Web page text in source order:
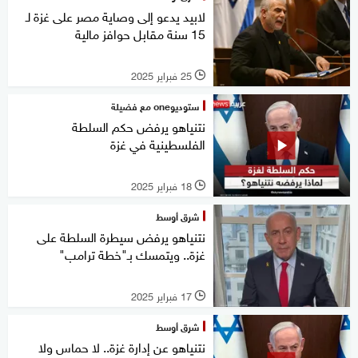
لابيد يدعو إلى وصاية مصر على غزة لـ
15 سنة مقابل حوافز مالية
l 25 فبراير 2025
ستوديوone مع فضيلة
نتنياهو يرفض حكم السلطة
الفلسطينية في غزة
l 18 فبراير 2025
شرق أوسط
نتنياهو يرفض سيطرة السلطة على
غزة.. ويتمسك بـ"خطة ترامب"
l 17 فبراير 2025
شرق أوسط
نتنياهو عن إدارة غزة.. لا حماس ولا